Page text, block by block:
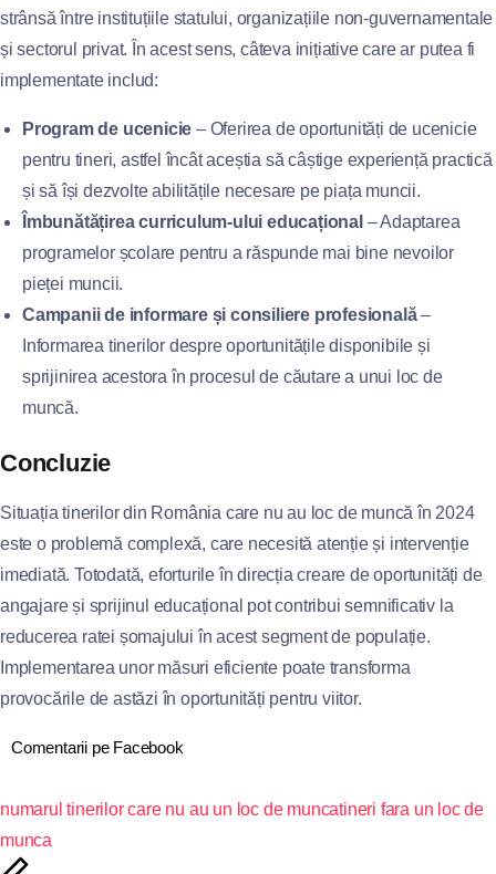
strânsă între instituțiile statului, organizațiile non-guvernamentale
și sectorul privat. În acest sens, câteva inițiative care ar putea fi
implementate includ:
Program de ucenicie – Oferirea de oportunități de ucenicie
pentru tineri, astfel încât aceștia să câștige experiență practică
și să își dezvolte abilitățile necesare pe piața muncii.
Îmbunătățirea curriculum-ului educațional – Adaptarea
programelor școlare pentru a răspunde mai bine nevoilor
pieței muncii.
Campanii de informare și consiliere profesională–
Informarea tinerilor despre oportunitățile disponibile și
sprijinirea acestora în procesul de căutare a unui loc de
muncă.
Concluzie
Situația tinerilor din România care nu au loc de muncă în 2024
este o problemă complexă, care necesită atenție și intervenție
imediată. Totodată, eforturile în direcția creare de oportunități de
angajare și sprijinul educațional pot contribui semnificativ la
reducerea ratei șomajului în acest segment de populație.
Implementarea unor măsuri eficiente poate transforma
provocările de astăzi în oportunități pentru viitor.
Comentarii pe Facebook
numarul tinerilor care nu au un loc de muncatineri fara un loc de
munca